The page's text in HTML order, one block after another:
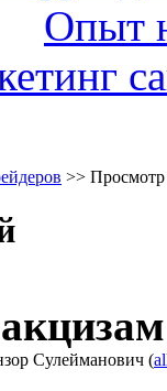
Опыт
>>
Сулейманович (